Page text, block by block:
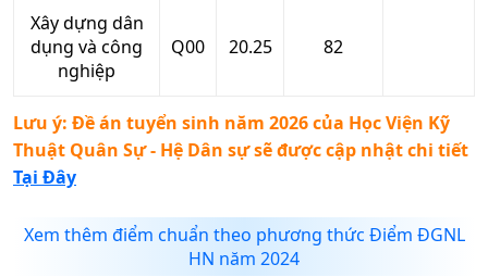
Xây dựng dân
dụng và công
nghiệp
Q00 20.25 82
Lưu ý: Đề án tuyển sinh năm 2026 của Học Viện Kỹ
Thuật Quân Sự - Hệ Dân sựsẽ được cập nhật chi tiết
Tại Đây
Xem thêm điểm chuẩn theo phương thức Điểm ĐGNL
HN năm 2024